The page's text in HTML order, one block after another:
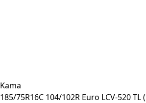
Kama
185/75R16C 104/102R Euro LCV-520